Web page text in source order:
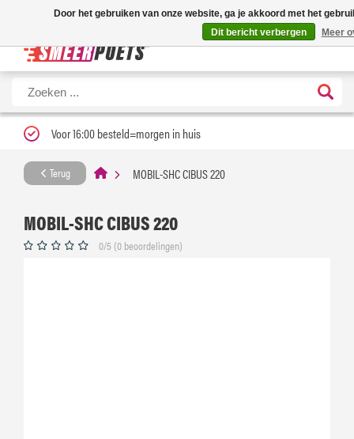
Nieuwe levertijd: 1 tot 3 werkdagen | Nu 25% korting op gehele
Voor 16:00 besteld=morgen in huis
Terug MOBIL-SHC CIBUS 220
MOBIL-SHC CIBUS 220
0/5 (0 beoordelingen)
Door het gebruiken van onze website, ga je akkoord met het
Dit bericht verbergen
Meer